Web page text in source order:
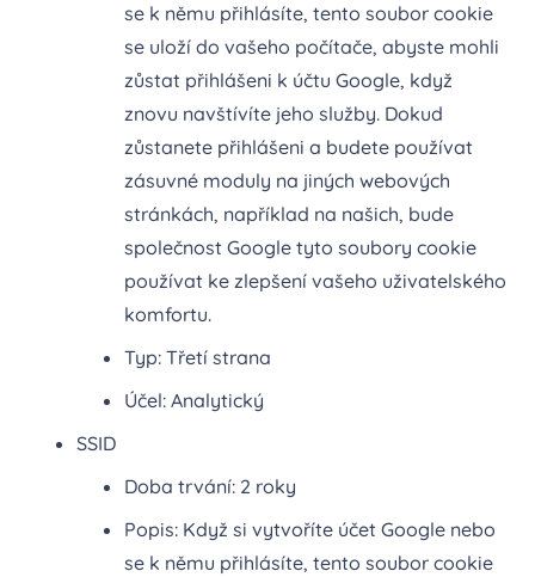
se k němu přihlásíte, tento soubor cookie
se uloží do vašeho počítače, abyste mohli
zůstat přihlášeni k účtu Google, když
znovu navštívíte jeho služby. Dokud
zůstanete přihlášeni a budete používat
zásuvné moduly na jiných webových
stránkách, například na našich, bude
společnost Google tyto soubory cookie
používat ke zlepšení vašeho uživatelského
komfortu.
Typ: Třetí strana
Účel: Analytický
SSID
Doba trvání: 2 roky
Popis: Když si vytvoříte účet Google nebo
se k němu přihlásíte, tento soubor cookie